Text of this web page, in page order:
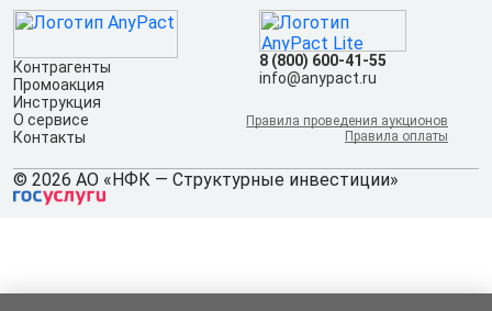
Контрагенты
Промоакция
Инструкция
О сервисе
Контакты
8 (800) 600-41-55
info@anypact.ru
Правила проведения аукционов
Правила оплаты
© 2026 АО «НФК — Структурные инвестиции»